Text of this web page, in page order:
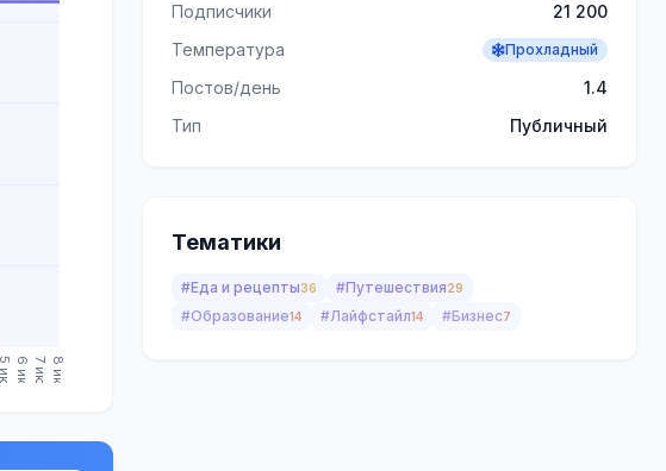
5 июл.6 июл. 7 июл. 8 июл.
Подписчики
21 200
Температура
Прохладный
Постов/день
1.4
Тип
Публичный
Тематики
#Еда и рецепты36 #Путешествия29
#Образование14 #Лайфстайл14 #Бизнес7